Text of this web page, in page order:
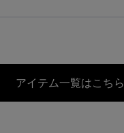
アイテム一覧はこちら